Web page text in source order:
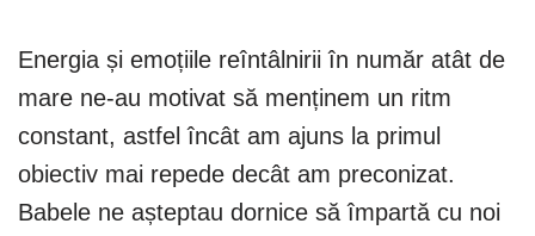
Energia și emoțiile reîntâlnirii în număr atât de
mare ne-au motivat să menținem un ritm
constant, astfel încât am ajuns la primul
obiectiv mai repede decât am preconizat.
Babele ne așteptau dornice să împartă cu noi